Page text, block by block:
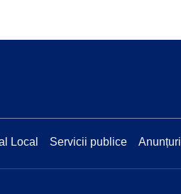
Local Servicii publice Anunțuri